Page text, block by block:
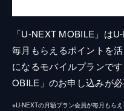
「U-NEXT MOBILE」は
毎月もらえるポイントを
になるモバイルプランで
OBILE」のお申し込みが必
※U-NEXTの月額プラン会員が毎月もら